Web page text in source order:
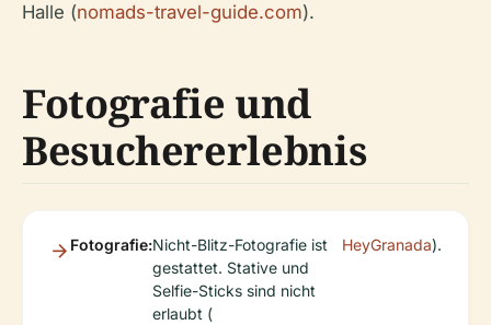
Halle (nomads-travel-guide.com).
Fotografie und
Besuchererlebnis
Fotografie:Nicht-Blitz-Fotografie ist
gestattet. Stative und
Selfie-Sticks sind nicht
erlaubt (
HeyGranada).